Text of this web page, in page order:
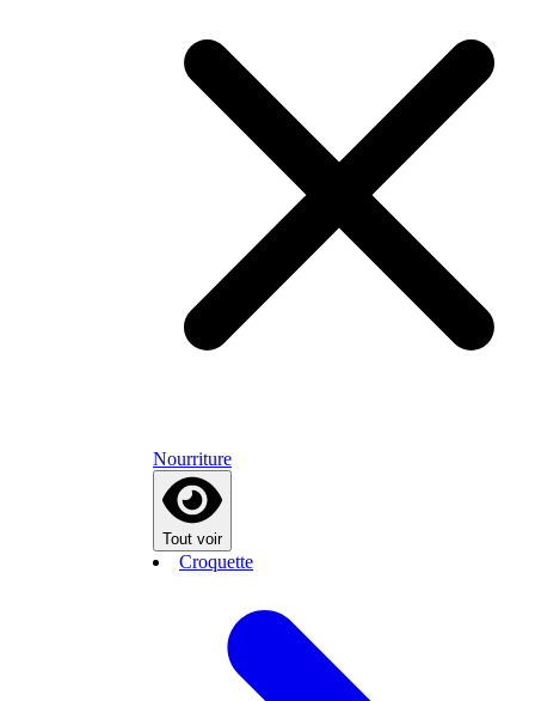
Nourriture
Tout voir
Croquette